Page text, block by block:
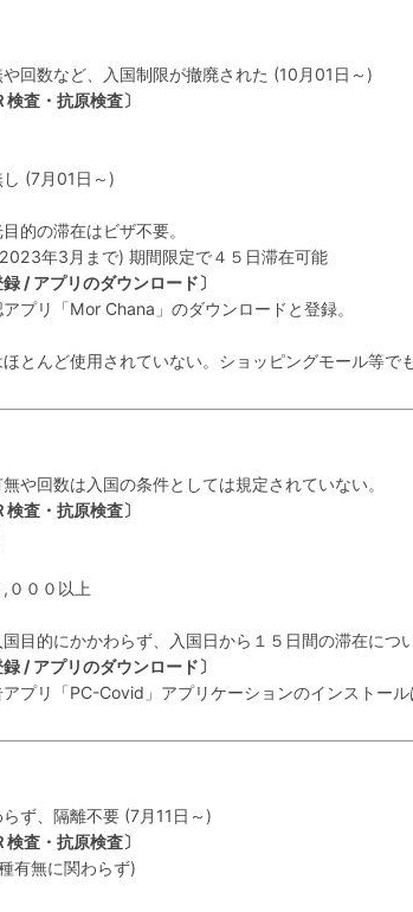
回数など、入国制限が撤廃された (10月01日～)
検査・抗原検査〕
(7月01日～)
的の滞在はビザ不要。
年3月まで) 期間限定で４５日滞在可能
/ アプリのダウンロード〕
プリ「Mor Chana」のダウンロードと登録。
んど使用されていない。ショッピングモール等で
や回数は入国の条件としては規定されていない。
検査・抗原検査〕
００以上
目的にかかわらず、入国日から１５日間の滞在につ
/ アプリのダウンロード〕
プリ「PC-Covid」アプリケーションのインストール
ず、隔離不要 (7月11日～)
検査・抗原検査〕
有無に関わらず)